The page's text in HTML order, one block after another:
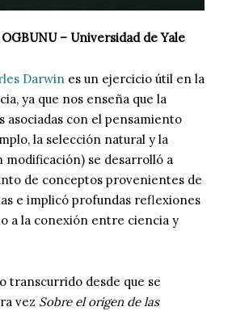
– Universidad de Yale
Darwin es un ejercicio útil en la
ya que nos enseña que la
asociadas con el pensamiento
la selección natural y la
modificación) se desarrolló a
de conceptos provenientes de
e implicó profundas reflexiones
a la conexión entre ciencia y
transcurrido desde que se
vez Sobre el origen de las